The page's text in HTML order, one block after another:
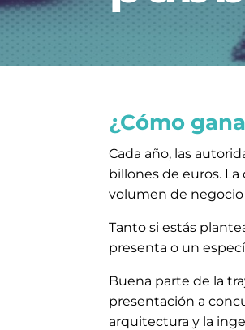
¿Cómo
Cada año, las
billones de euros.
volumen de negocio
Tanto si estás
presenta o un
Buena parte de la
presentación a
arquitectura y la